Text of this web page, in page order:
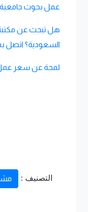
عمل بحوث
هل تبحث عن
السعودية؟ اتصل بمكتبة
لمحة عن سعر
التصنيف :